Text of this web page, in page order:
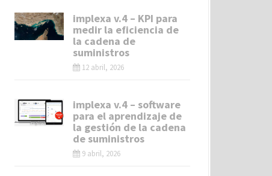
implexa v.4 – KPI para
medir la eficiencia de
la cadena de
suministros
12 abril, 2026
implexa v.4 – software
para el aprendizaje de
la gestión de la cadena
de suministros
9 abril, 2026